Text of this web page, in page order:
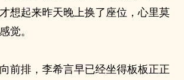
想起来昨天晚上换了座位，心里莫
觉。
前排，李希言早已经坐得板板正正